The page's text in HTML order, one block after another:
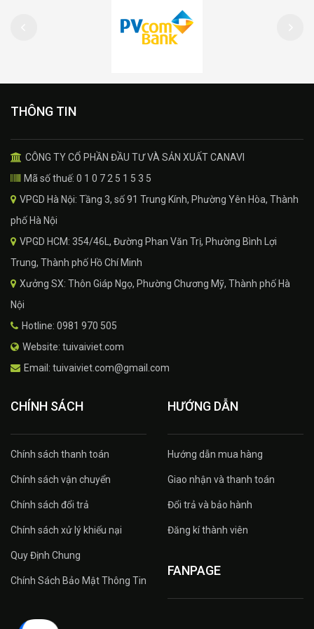
THÔNG TIN
CÔNG TY CỔ PHẦN ĐẦU TƯ VÀ SẢN XUẤT CANAVI
Mã số thuế: 0 1 0 7 2 5 1 5 3 5
VPGD Hà Nội: Tầng 3, số 91 Trung Kính, Phường Yên Hòa, Thành
phố Hà Nội
VPGD HCM: 354/46L, Đường Phan Văn Trị, Phường Bình Lợi
Trung, Thành phố Hồ Chí Minh
Xưởng SX: Thôn Giáp Ngọ, Phường Chương Mỹ, Thành phố Hà
Nội
Hotline: 0981 970 505
Website: tuivaiviet.com
Email: tuivaiviet.com@gmail.com
CHÍNH SÁCH
Chính sách thanh toán
Chính sách vận chuyển
Chính sách đổi trả
Chính sách xử lý khiếu nại
Quy Định Chung
Chính Sách Bảo Mật Thông Tin
HƯỚNG DẪN
Hướng dẫn mua hàng
Giao nhận và thanh toán
Đổi trả và bảo hành
Đăng kí thành viên
FANPAGE